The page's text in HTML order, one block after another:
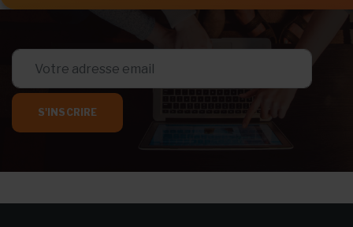
S'INSCRIRE